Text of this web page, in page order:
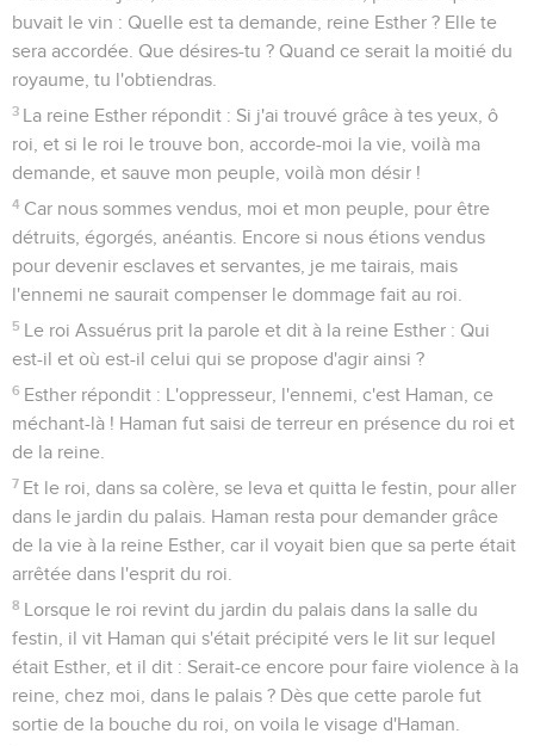
buvait le vin : Quelle est ta demande, reine Esther ? Elle te
sera accordée. Que désires-tu ? Quand ce serait la moitié du
royaume, tu l'obtiendras.
3 La reine Esther répondit : Si j'ai trouvé grâce à tes yeux, ô
roi, et si le roi le trouve bon, accorde-moi la vie, voilà ma
demande, et sauve mon peuple, voilà mon désir !
4 Car nous sommes vendus, moi et mon peuple, pour être
détruits, égorgés, anéantis. Encore si nous étions vendus
pour devenir esclaves et servantes, je me tairais, mais
l'ennemi ne saurait compenser le dommage fait au roi.
5 Le roi Assuérus prit la parole et dit à la reine Esther : Qui
est-il et où est-il celui qui se propose d'agir ainsi ?
6 Esther répondit : L'oppresseur, l'ennemi, c'est Haman, ce
méchant-là ! Haman fut saisi de terreur en présence du roi et
de la reine.
7 Et le roi, dans sa colère, se leva et quitta le festin, pour aller
dans le jardin du palais. Haman resta pour demander grâce
de la vie à la reine Esther, car il voyait bien que sa perte était
arrêtée dans l'esprit du roi.
8 Lorsque le roi revint du jardin du palais dans la salle du
festin, il vit Haman qui s'était précipité vers le lit sur lequel
était Esther, et il dit : Serait-ce encore pour faire violence à la
reine, chez moi, dans le palais ? Dès que cette parole fut
sortie de la bouche du roi, on voila le visage d'Haman.